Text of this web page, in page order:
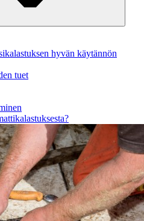
hyvän käytännön
tuet